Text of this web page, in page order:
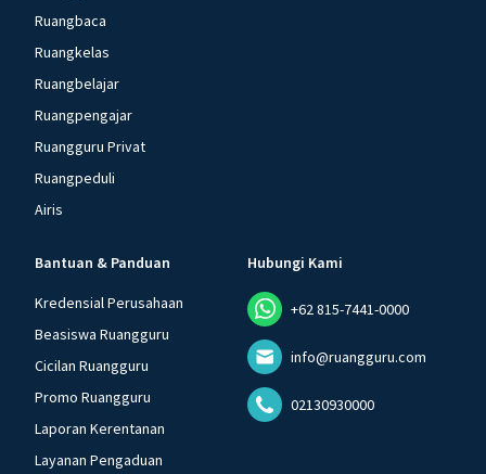
Ruangbaca
Ruangkelas
Ruangbelajar
Ruangpengajar
Ruangguru Privat
Ruangpeduli
Airis
Bantuan & Panduan
Kredensial Perusahaan
Beasiswa Ruangguru
Cicilan Ruangguru
Promo Ruangguru
Laporan Kerentanan
Layanan Pengaduan
Hubungi Kami
+62 815-7441-0000
info@ruangguru.com
02130930000